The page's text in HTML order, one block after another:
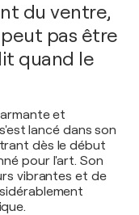
du ventre,
pas être
quand le
et
lancé dans son
dès le début
pour l'art. Son
vibrantes et de